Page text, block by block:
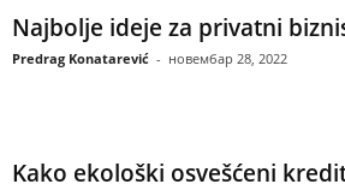
Najbolje ideje za privatni
Predrag Konatarević - новембар 28, 2022
Kako ekološki osvešćeni